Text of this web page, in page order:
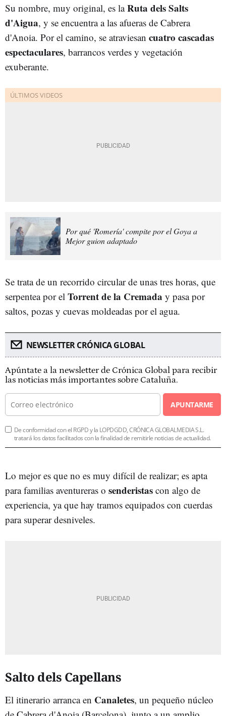
Su nombre, muy original, es laRuta dels Salts
d'Aigua, y se encuentra a las afueras de Cabrera
d'Anoia. Por el camino, se atraviesan cuatro cascadas
espectaculares, barrancos verdes y vegetación
exuberante.
Por qué 'Romería' compite por el Goya a
Mejor guion adaptado
Se trata de un recorrido circular de unas tres horas, que
serpentea por el Torrent de la Cremada y pasa por
saltos, pozas y cuevas moldeadas por el agua.
NEWSLETTER CRÓNICA GLOBAL
Apúntate a la newsletter de Crónica Global para recibir
las noticias más importantes sobre Cataluña.
APUNTARME
De conformidad con el RGPD y la LOPDGDD, CRÓNICA GLOBALMEDIA S.L.
tratará los datos facilitados con la finalidad de remitirle noticias de actualidad.
Lo mejor es que no es muy difícil de realizar; es apta
para familias aventureras o senderistas con algo de
experiencia, ya que hay tramos equipados con cuerdas
para superar desniveles.
Salto dels Capellans
El itinerario arranca en Canaletes, un pequeño núcleo